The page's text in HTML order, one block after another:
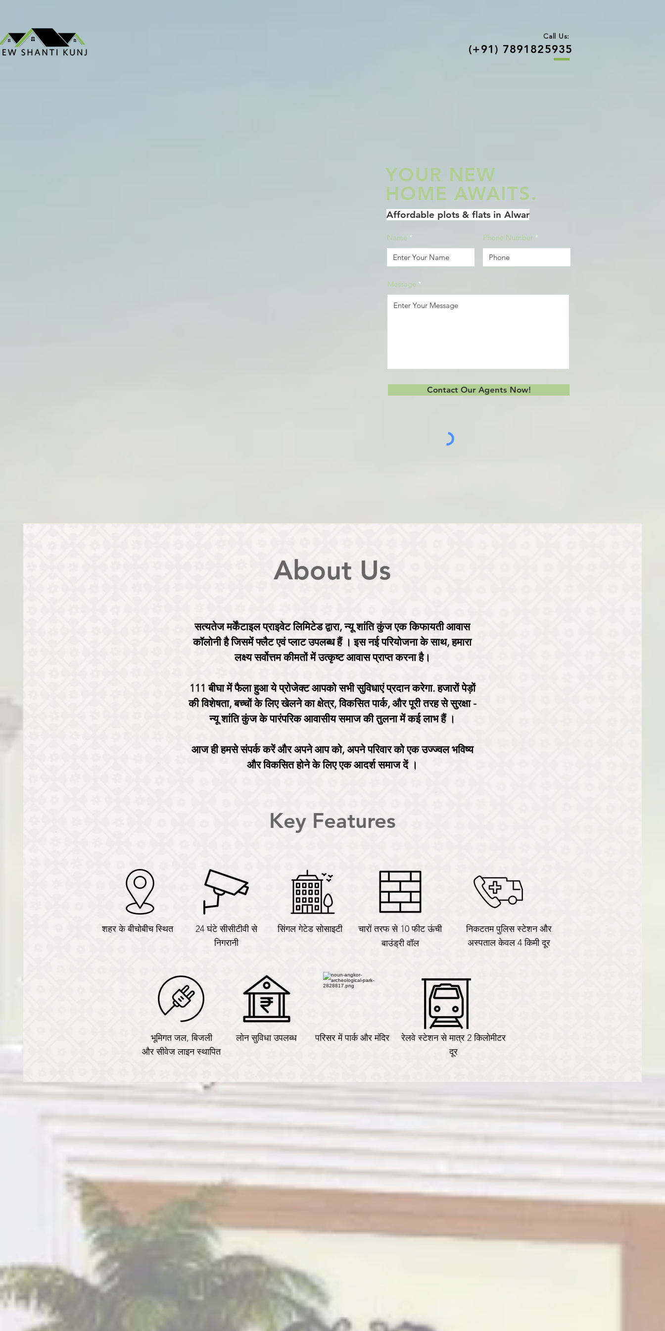
Call Us:
(+91) 7891825935
YOUR NEW
HOME AWAITS.
Affordable plots & flats in Alwar
Name Phone Number
Message
Contact Our Agents Now!
About Us
सत्यतेज मर्केंटाइल प्राइवेट लिमिटेड द्वारा, न्यू शांति कुंज एक किफायती आवास
कॉलोनी है जिसमें फ्लैट एवं प्लाट उपलब्ध हैं । इस नई परियोजना के साथ, हमारा
लक्ष्य सर्वोत्तम कीमतों में उत्कृष्ट आवास प्राप्त करना है।
111 बीघा में फैला हुआ ये प्रोजेक्ट आपको सभी सुविधाएं प्रदान करेगा. हजारों पेड़ों
की विशेषता, बच्चों के लिए खेलने का क्षेत्र, विकसित पार्क, और पूरी तरह से सुरक्षा -
न्यू शांति कुंज के पारंपरिक आवासीय समाज की तुलना में कई लाभ हैं ।
आज ही हमसे संपर्क करें और अपने आप को, अपने परिवार को एक उज्ज्वल भविष्य
और विकसित होने के लिए एक आदर्श समाज दें ।
Key Features
शहर के बीचोबीच स्थित
24 घंटे सीसीटीवी से
निगरानी
सिंगल गेटेड सोसाइटी
चारों तरफ से 10 फीट ऊंची
बाउंड्री वॉल
निकटतम पुलिस स्टेशन और
अस्पताल केवल 4 किमी दूर
भूमिगत जल, बिजली
और सीवेज लाइन स्थापित
लोनसुविधा उपलब्ध परिसर में पार्क और मंदिर
रेलवे स्टेशन से मात्र 2 किलोमीटर
दूर